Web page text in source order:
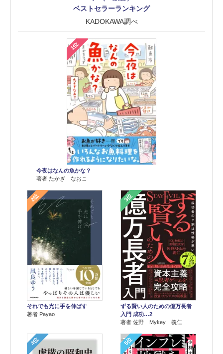
ベストセラーランキング
KADOKAWA調べ
1位
今夜はなんの魚かな？
著者 たかぎ なおこ
2位
それでも光に手を伸ばす
著者 Payao
3位
ずる賢い人のための億万長者
入門 成功…2
著者 佐野 Mykey 義仁
4位 5位